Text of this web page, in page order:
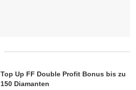
Top Up FF Double Profit Bonus bis zu
150 Diamanten